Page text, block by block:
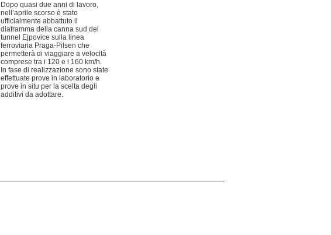
Dopo quasi due anni di lavoro,
nell’aprile scorso è stato
ufficialmente abbattuto il
diaframma della canna sud del
tunnel Ejpovice sulla linea
ferroviaria Praga-Pilsen che
permetterà di viaggiare a velocità
comprese tra i 120 e i 160 km/h.
In fase di realizzazione sono state
effettuate prove in laboratorio e
prove in situ per la scelta degli
additivi da adottare.